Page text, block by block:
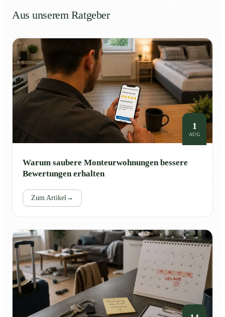
Aus unserem Ratgeber
1
AUG
Warum saubere Monteurwohnungen bessere
Bewertungen erhalten
Zum Artikel→